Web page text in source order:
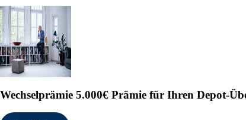
Wechselprämie 5.000€ Prämie für Ihren Depot-